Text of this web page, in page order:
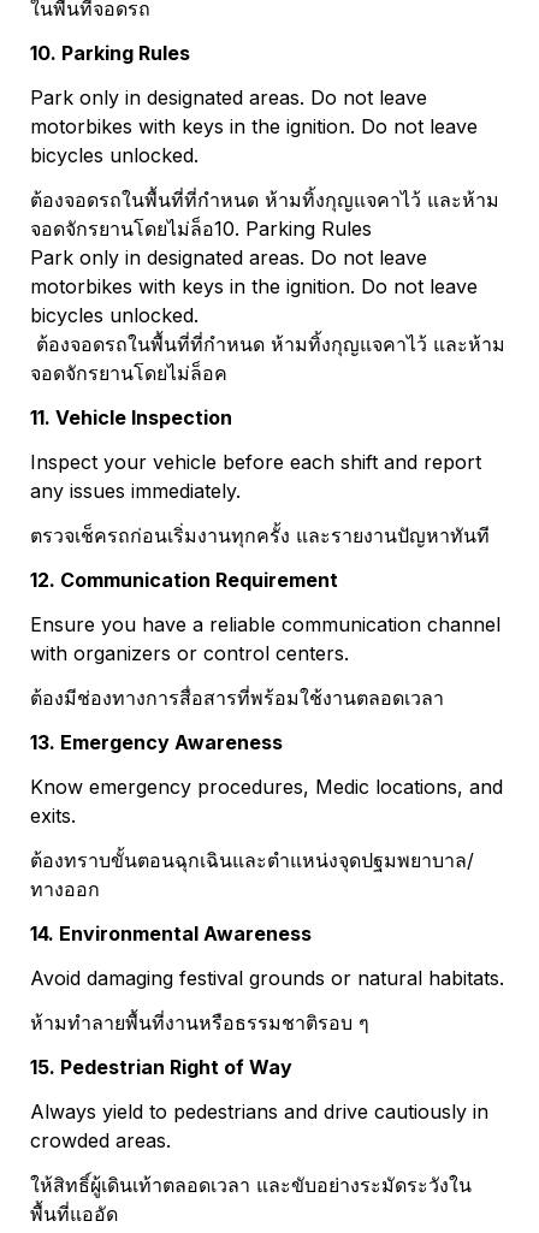
ในพื้นที่จอดรถ
10. Parking Rules
Park only in designated areas. Do not leave
motorbikes with keys in the ignition. Do not leave
bicycles unlocked.
ต้องจอดรถในพื้นที่ที่กำหนด ห้ามทิ้งกุญแจคาไว้ และห้าม
จอดจักรยานโดยไม่ล็อ10. Parking Rules
Park only in designated areas. Do not leave
motorbikes with keys in the ignition. Do not leave
bicycles unlocked.
จอดจักรยานโดยไม่ล็อค
11. Vehicle Inspection
Inspect your vehicle before each shift and report
any issues immediately.
ตรวจเช็ครถก่อนเริ่มงานทุกครั้ง และรายงานปัญหาทันที
12. Communication Requirement
Ensure you have a reliable communication channel
with organizers or control centers.
ต้องมีช่องทางการสื่อสารที่พร้อมใช้งานตลอดเวลา
13. Emergency Awareness
Know emergency procedures, Medic locations, and
exits.
ต้องทราบขั้นตอนฉุกเฉินและตำแหน่งจุดปฐมพยาบาล/
ทางออก
14. Environmental Awareness
Avoid damaging festival grounds or natural habitats.
ห้ามทำลายพื้นที่งานหรือธรรมชาติรอบ ๆ
15. Pedestrian Right of Way
Always yield to pedestrians and drive cautiously in
crowded areas.
ให้สิทธิ์ผู้เดินเท้าตลอดเวลา และขับอย่างระมัดระวังใน
พื้นที่แออัด